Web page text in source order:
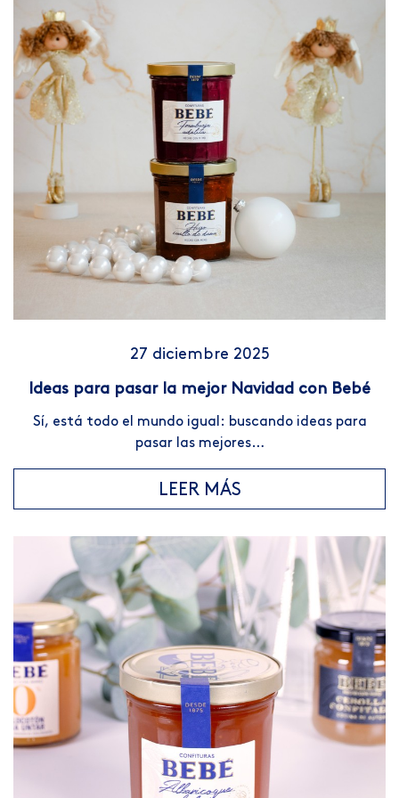
27 diciembre 2025
Ideas para pasar la mejor Navidad con Bebé
Sí, está todo el mundo igual: buscando ideas para
pasar las mejores…
LEER MÁS